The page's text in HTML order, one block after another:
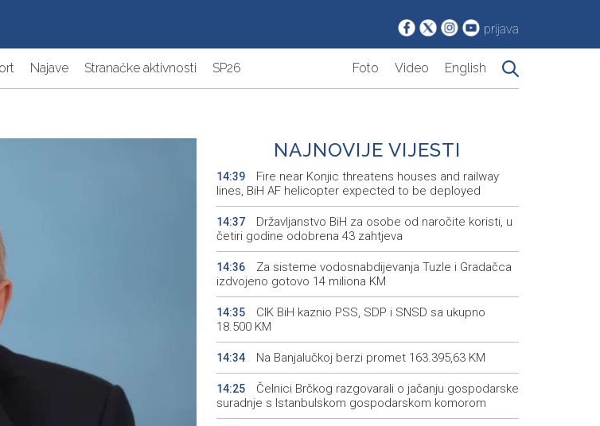
prijava
Najave Stranačke aktivnosti SP26 Foto Video English
NAJNOVIJE VIJESTI
14:39
Fire near Konjic threatens houses and railway
lines, BiH AF helicopter expected to be deployed
14:37
Državljanstvo BiH za osobe od naročite koristi, u
četiri godine odobrena 43 zahtjeva
14:36
Za sisteme vodosnabdijevanja Tuzle i Gradačca
izdvojeno gotovo 14 miliona KM
14:35
CIK BiH kaznio PSS, SDP i SNSD sa ukupno
18.500 KM
14:34 Na Banjalučkoj berzi promet 163.395,63 KM
14:25
Čelnici Brčkog razgovarali o jačanju gospodarske
suradnje s Istanbulskom gospodarskom komorom